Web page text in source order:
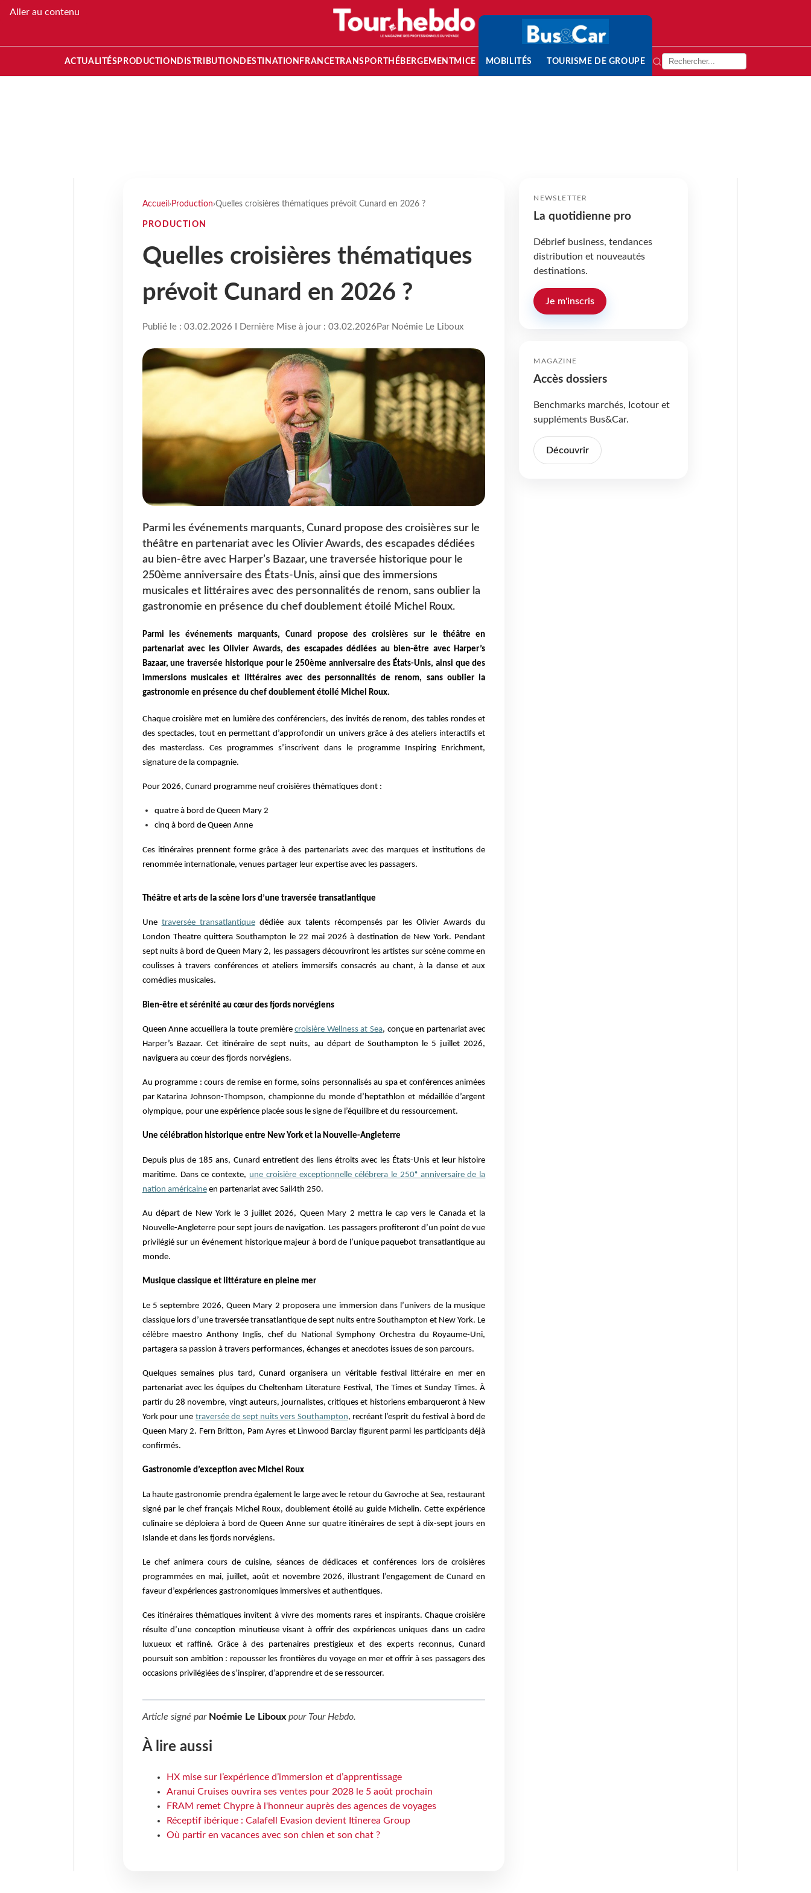
Aller au contenu
ACTUALITÉS PRODUCTION DISTRIBUTION DESTINATION FRANCETRANSPORT HÉBERGEMENTMICE MOBILITÉS TOURISME DE GROUPE
Accueil › Production›Quelles croisières thématiques prévoit Cunard en 2026 ?
PRODUCTION
Quelles croisières thématiques
prévoit Cunard en 2026 ?
Publié le : 03.02.2026 I Dernière Mise à jour : 03.02.2026 Par Noémie Le Liboux
Parmi les événements marquants, Cunard propose des croisières sur le
théâtre en partenariat avec les Olivier Awards, des escapades dédiées
au bien-être avec Harper’s Bazaar, une traversée historique pour le
250ème anniversaire des États-Unis, ainsi que des immersions
musicales et littéraires avec des personnalités de renom, sans oublier la
gastronomie en présence du chef doublement étoilé Michel Roux.
Parmi les événements marquants, Cunard propose des croisières sur le théâtre en
partenariat avec les Olivier Awards, des escapades dédiées au bien-être avec Harper’s
Bazaar, une traversée historique pour le 250ème anniversaire des États-Unis, ainsi que des
immersions musicales et littéraires avec des personnalités de renom, sans oublier la
gastronomie en présence du chef doublement étoilé Michel Roux.
Chaque croisière met en lumière des conférenciers, des invités de renom, des tables rondes et
des spectacles, tout en permettant d’approfondir un univers grâce à des ateliers interactifs et
des masterclass. Ces programmes s’inscrivent dans le programme Inspiring Enrichment,
signature de la compagnie.
Pour 2026, Cunard programme neuf croisières thématiques dont :
quatre à bord de Queen Mary 2
cinq à bord de Queen Anne
Ces itinéraires prennent forme grâce à des partenariats avec des marques et institutions de
renommée internationale, venues partager leur expertise avec les passagers.
Théâtre et arts de la scène lors d’une traversée transatlantique
Une traversée transatlantiquedédiée aux talents récompensés par les Olivier Awards du
London Theatre quittera Southampton le 22 mai 2026 à destination de New York. Pendant
sept nuits à bord de Queen Mary 2, les passagers découvriront les artistes sur scène comme en
coulisses à travers conférences et ateliers immersifs consacrés au chant, à la danse et aux
comédies musicales.
Bien-être et sérénité au cœur des fjords norvégiens
Queen Anne accueillera la toute premièrecroisière Wellness at Sea, conçue en partenariat avec
Harper’s Bazaar. Cet itinéraire de sept nuits, au départ de Southampton le 5 juillet 2026,
naviguera au cœur des fjords norvégiens.
Au programme : cours de remise en forme, soins personnalisés au spa et conférences animées
par Katarina Johnson-Thompson, championne du monde d’heptathlon et médaillée d’argent
olympique, pour une expérience placée sous le signe de l’équilibre et du ressourcement.
Une célébration historique entre New York et la Nouvelle-Angleterre
Depuis plus de 185 ans, Cunard entretient des liens étroits avec les États-Unis et leur histoire
maritime. Dans ce contexte, une croisière exceptionnelle célébrera le 250ᵉ anniversaire de la
nation américaineen partenariat avec Sail4th 250.
Au départ de New York le 3 juillet 2026, Queen Mary 2 mettra le cap vers le Canada et la
Nouvelle-Angleterre pour sept jours de navigation. Les passagers profiteront d’un point de vue
privilégié sur un événement historique majeur à bord de l’unique paquebot transatlantique au
monde.
Musique classique et littérature en pleine mer
Le 5 septembre 2026, Queen Mary 2 proposera une immersion dans l’univers de la musique
classique lors d’une traversée transatlantique de sept nuits entre Southampton et New York. Le
célèbre maestro Anthony Inglis, chef du National Symphony Orchestra du Royaume-Uni,
partagera sa passion à travers performances, échanges et anecdotes issues de son parcours.
Quelques semaines plus tard, Cunard organisera un véritable festival littéraire en mer en
partenariat avec les équipes du Cheltenham Literature Festival, The Times et Sunday Times. À
partir du 28 novembre, vingt auteurs, journalistes, critiques et historiens embarqueront à New
York pour une traversée de sept nuits vers Southampton, recréant l’esprit du festival à bord de
Queen Mary 2. Fern Britton, Pam Ayres et Linwood Barclay figurent parmi les participants déjà
confirmés.
Gastronomie d’exception avec Michel Roux
La haute gastronomie prendra également le large avec le retour du Gavroche at Sea, restaurant
signé par le chef français Michel Roux, doublement étoilé au guide Michelin. Cette expérience
culinaire se déploiera à bord de Queen Anne sur quatre itinéraires de sept à dix-sept jours en
Islande et dans les fjords norvégiens.
Le chef animera cours de cuisine, séances de dédicaces et conférences lors de croisières
programmées en mai, juillet, août et novembre 2026, illustrant l’engagement de Cunard en
faveur d’expériences gastronomiques immersives et authentiques.
Ces itinéraires thématiques invitent à vivre des moments rares et inspirants. Chaque croisière
résulte d’une conception minutieuse visant à offrir des expériences uniques dans un cadre
luxueux et raffiné. Grâce à des partenaires prestigieux et des experts reconnus, Cunard
poursuit son ambition : repousser les frontières du voyage en mer et offrir à ses passagers des
occasions privilégiées de s’inspirer, d’apprendre et de se ressourcer.
Article signé par Noémie Le Libouxpour Tour Hebdo.
À lire aussi
HX mise sur l’expérience d’immersion et d’apprentissage
Aranui Cruises ouvrira ses ventes pour 2028 le 5 août prochain
FRAM remet Chypre à l'honneur auprès des agences de voyages
Réceptif ibérique : Calafell Evasion devient Itinerea Group
Où partir en vacances avec son chien et son chat ?
NEWSLETTER
La quotidienne pro
Débrief business, tendances
distribution et nouveautés
destinations.
Je m'inscris
MAGAZINE
Accès dossiers
Benchmarks marchés, Icotour et
suppléments Bus&Car.
Découvrir